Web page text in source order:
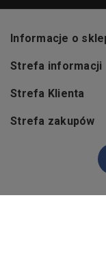
Informacje o
Strefa informacji
Strefa Klienta
Strefa zakupów